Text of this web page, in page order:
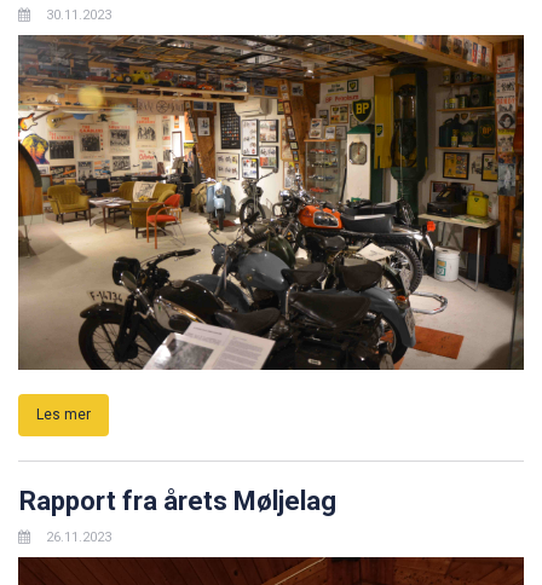
30.11.2023
Les mer
Rapport fra årets Møljelag
26.11.2023